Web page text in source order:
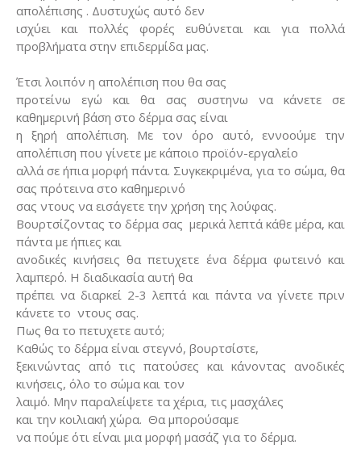
απολέπισης . Δυστυχώς αυτό δεν
ισχύει και πολλές φορές ευθύνεται και για πολλά
προβλήματα στην επιδερμίδα μας.
Έτσι λοιπόν η απολέπιση που θα σας
προτείνω εγώ και θα σας συστηνω να κάνετε σε
καθημερινή βάση στο δέρμα σας είναι
η ξηρή απολέπιση. Με τον όρο αυτό, εννοούμε την
απολέπιση που γίνετε με κάποιο προϊόν-εργαλείο
αλλά σε ήπια μορφή πάντα. Συγκεκριμένα, για το σώμα, θα
σας πρότεινα στο καθημερινό
σας ντους να εισάγετε την χρήση της λούφας.
Βουρτσίζοντας το δέρμα σας μερικά λεπτά κάθε μέρα, και
πάντα με ήπιες και
ανοδικές κινήσεις θα πετυχετε ένα δέρμα φωτεινό και
λαμπερό. Η διαδικασία αυτή θα
πρέπει να διαρκεί 2-3 λεπτά και πάντα να γίνετε πριν
κάνετε το ντους σας.
Πως θα το πετυχετε αυτό;
Καθώς το δέρμα είναι στεγνό, βουρτσίστε,
ξεκινώντας από τις πατούσες και κάνοντας ανοδικές
κινήσεις, όλο το σώμα και τον
λαιμό. Μην παραλείψετε τα χέρια, τις μασχάλες
και την κοιλιακή χώρα. Θα μπορούσαμε
να πούμε ότι είναι μια μορφή μασάζ για το δέρμα.